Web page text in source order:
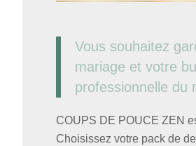
Vous souhaitez
mariage et votre
professionnelle du
COUPS DE POUCE ZEN
Choisissez votre pack de